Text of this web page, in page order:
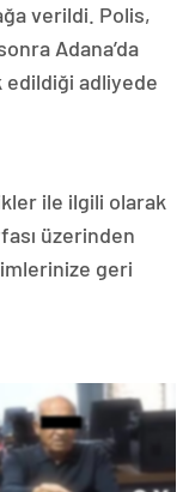
verildi. Polis,
Adana’da
edildiği adliyede
ile ilgili olarak
üzerinden
geri